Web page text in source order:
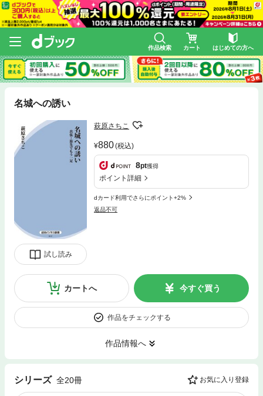
作品検索 カート はじめての方へ
名城への誘い
試し読み
萩原さちこ
880(税込)
8pt獲得
ポイント詳細
dカード利用でさらにポイント+2%
返品不可
カートへ 今すぐ買う
作品をチェックする
作品情報へ
シリーズ 全20冊 お気に入り登録